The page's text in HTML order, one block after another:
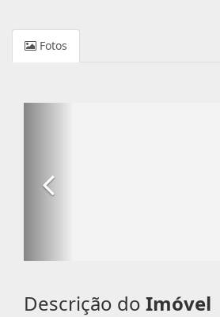
Fotos
Descrição do Imóvel